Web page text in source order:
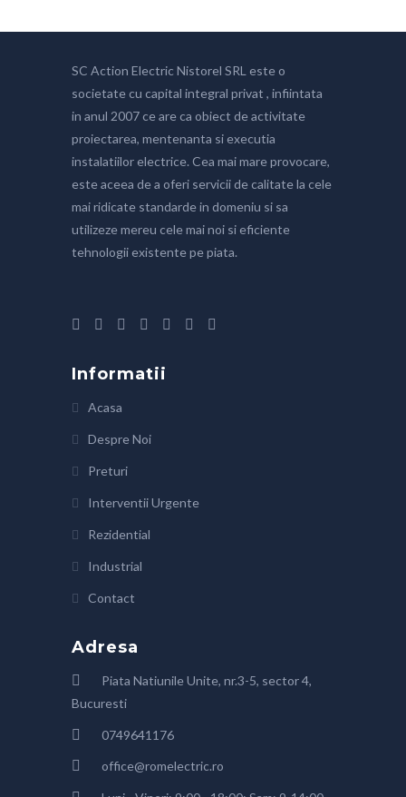
SC Action Electric Nistorel SRL este o
societate cu capital integral privat , infiintata
in anul 2007 ce are ca obiect de activitate
proiectarea, mentenanta si executia
instalatiilor electrice. Cea mai mare provocare,
este aceea de a oferi servicii de calitate la cele
mai ridicate standarde in domeniu si sa
utilizeze mereu cele mai noi si eficiente
tehnologii existente pe piata.
Informatii
Acasa
Despre Noi
Preturi
Interventii Urgente
Rezidential
Industrial
Contact
Adresa
Piata Natiunile Unite, nr.3-5, sector 4,
Bucuresti
0749641176
office@romelectric.ro